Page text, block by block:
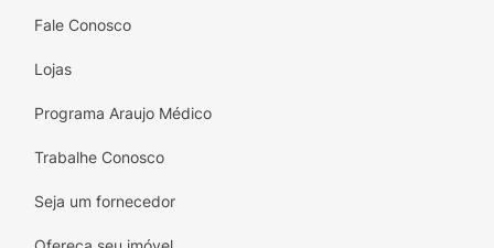
imita couro, detalhes de costura e pin
Conforto Anatômico:
proporcionando descanso prolongado sem
Fale Conosco
Lojas
Programa Araujo Médico
Trabalhe Conosco
Seja um fornecedor